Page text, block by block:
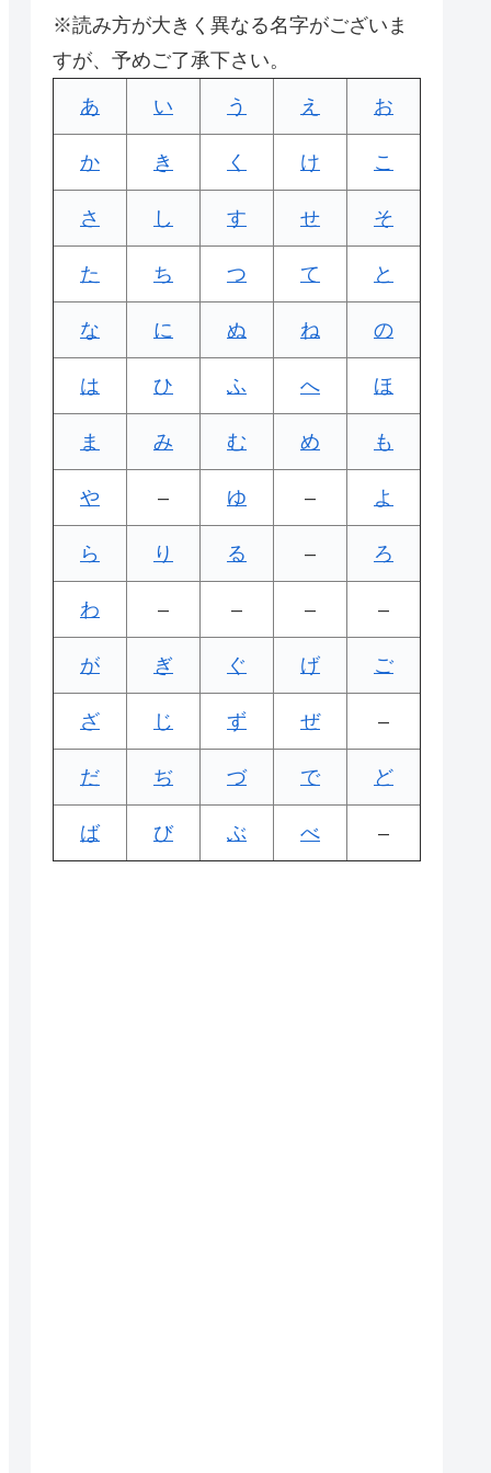
※読み方が大きく異なる名字がございま
すが、予めご了承下さい。
あ い う え お
か き く け こ
さ し す せ そ
た ち つ て と
な に ぬ ね の
は ひ ふ へ ほ
ま み む め も
や – ゆ – よ
ら り る – ろ
わ – – – –
が ぎ ぐ げ ご
ざ じ ず ぜ –
だ ぢ づ で ど
ば び ぶ べ –